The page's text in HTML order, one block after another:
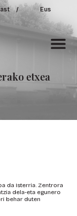
/ Eus
etxea
da Isterria. Zentrora
dela-eta egunero
behar duten